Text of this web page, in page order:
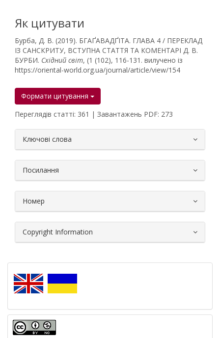
Як цитувати
Бурба, Д. В. (2019). БГАҐАВАДҐІТА. ГЛАВА 4 / ПЕРЕКЛАД
ІЗ САНСКРИТУ, ВСТУПНА СТАТТЯ ТА КОМЕНТАРІ Д. В.
БУРБИ. Східний світ, (1 (102), 116-131. вилучено із
https://oriental-world.org.ua/journal/article/view/154
Формати цитування
Переглядів статті: 361 | Завантажень PDF: 273
Ключові слова
Посилання
Номер
Copyright Information